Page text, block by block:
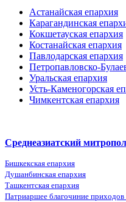
Астанайская епархия
Карагандинская
Кокшетауская епархия
Костанайская епархия
Павлодарская епархия
Петропавловско-
Уральская епархия
Усть-Каменогорская
Чимкентская епархия
Среднеазиатский
Бишкекская епархия
Душанбинская епархия
Ташкентская епархия
Патриаршее благочиние